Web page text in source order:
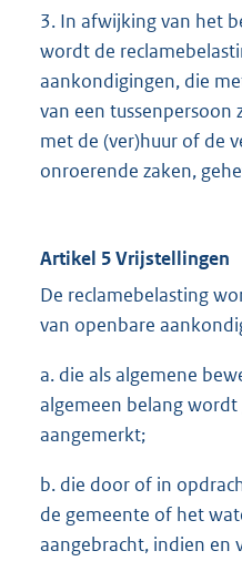
3. In afwijking van het
wordt de
aankondigingen, die
van een tussenpersoon
met de (ver)huur of de
onroerende zaken,
Artikel 5 Vrijstellingen
De reclamebelasting
van openbare
a. die als algemene
algemeen belang
aangemerkt;
b. die door of in
de gemeente of het
aangebracht, indien en